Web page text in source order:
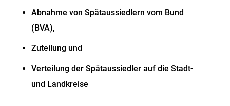
Abnahme von Spätaussiedlern vom Bund
(BVA),
Zuteilung und
Verteilung der Spätaussiedler auf die Stadt-
und Landkreise